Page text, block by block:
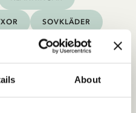
About
SOVKLÄDER